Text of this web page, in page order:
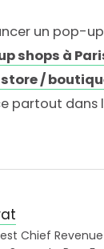
un pop-
shops à
/
partout dans
Chief